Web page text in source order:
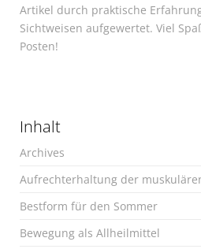
Artikel durch praktische
Sichtweisen aufgewertet. Viel
Posten!
Inhalt
Archives
Aufrechterhaltung der
Bestform für den Sommer
Bewegung als Allheilmittel